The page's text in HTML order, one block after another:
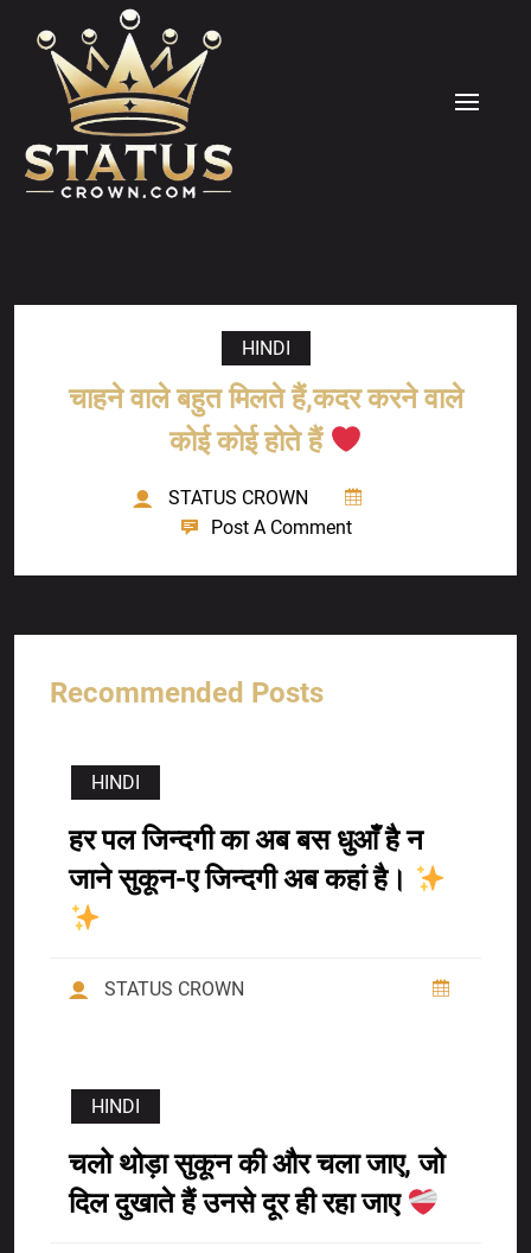
content
MENU
HINDI
चाहने वाले बहुत मिलते हैं,कदर करने वाले
कोई कोई होते हैं
STATUS CROWN
Post A Comment
Recommended Posts
HINDI
हर पल जिन्दगी का अब बस धुआँ है न
जाने सुकून-ए जिन्दगी अब कहां है।
STATUS CROWN
HINDI
चलो थोड़ा सुकून की और चला जाए, जो
दिल दुखाते हैं उनसे दूर ही रहा जाए